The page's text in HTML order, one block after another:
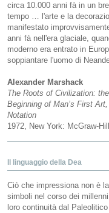
circa 10.000 anni fà in un
tempo … l'arte e la
manifestato
anni fà nell'era glaciale,
moderno era entrato in
soppiantare l'uomo di
Alexander Marshack
The Roots of Civilization:
Beginning of Man’s First
Notation
1972, New York: McGraw-Hill
Il linguaggio della Dea
Ciò che impressiona non è
simboli nel corso dei
loro continuità dal